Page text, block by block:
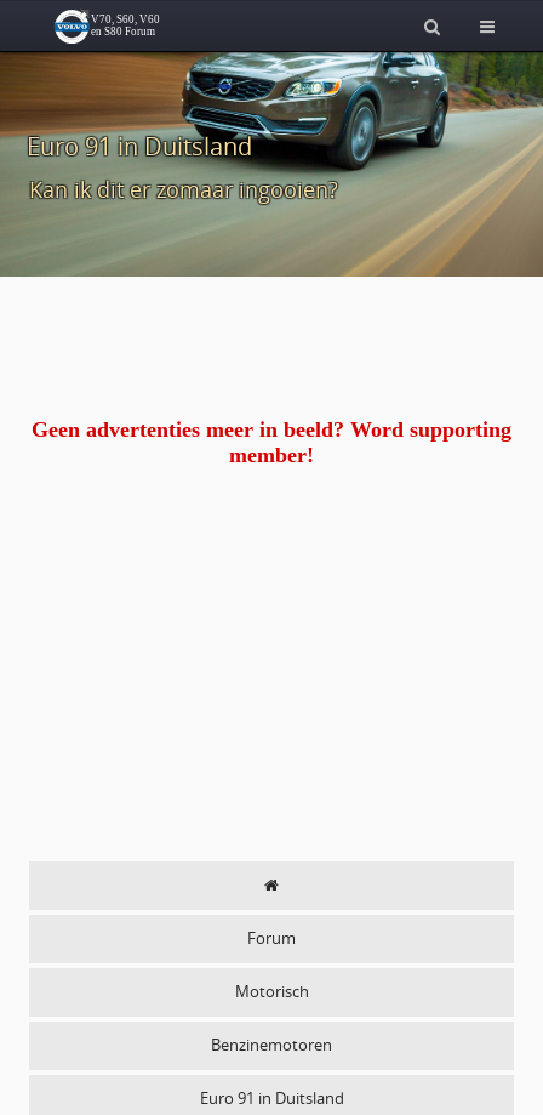
Euro 91 in Duitsland
Kan ik dit er zomaar ingooien?
Geen advertenties meer in beeld? Word supporting
member!
Forum
Motorisch
Benzinemotoren
Euro 91 in Duitsland